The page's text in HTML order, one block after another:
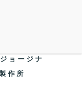
ージナ
作所